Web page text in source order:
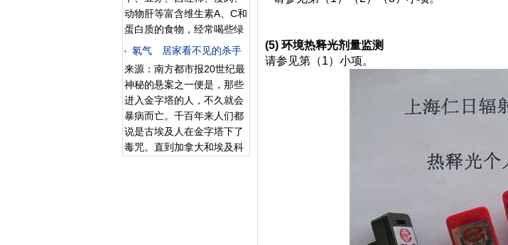
品。（2）射线穿透力强。
在不拆包
盖了来自河外空间的辐射，
因而不能直接测量；在小于
0.3厘米波段，由于地球大气
辐射的干扰，要使用气球、
火箭或卫星等空间探测手段
才能测量。 从0.054厘
米直到数十厘米波段的测量
表明
年）每年为这三台机组供应
燃料。根据合同，西屋将在
大瀑布能源核燃料公司位于
瑞典维斯特罗斯市
（Vasteras）的工厂生产燃
料。自1973年以来，西屋一
直是福斯马克和瑞哈斯核电
站的主要燃料供应商之一，
交付了近12000件燃料组
件。西屋公司北欧区副总裁
兼总经理约翰•哈伦（Johan
动物肝等富含维生素A、C和
蛋白质的食物，经常喝些绿
茶等等。 对于生活紧张而忙
射最简单的办法就是在每天
上午喝2至3杯的绿茶，吃一
个橘子。茶叶中含有丰富的
维生素Ａ原，它被人体吸收
后，能迅速转化为维生素
Ａ。维生素Ａ不但能合成视
氡气 居家看不见的杀手
来源：南方都市报20世纪最
神秘的悬案之一便是，那些
进入金字塔的人，不久就会
暴病而亡。千百年来人们都
说是古埃及人在金字塔下了
毒咒。直到加拿大和埃及科
(5) 环境热释光剂量监测
请参见第（1）小项。